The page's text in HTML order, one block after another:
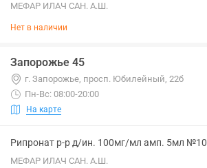
МЕФАР ИЛАЧ САН. А.Ш.
Нет в наличии
Запорожье 45
г. Запорожье, просп. Юбилейный, 22б
Пн-Вс: 08:00-20:00
На карте
Рипронат р-р д/ин. 100мг/мл амп. 5мл №10
МЕФАР ИЛАЧ САН. А.Ш.